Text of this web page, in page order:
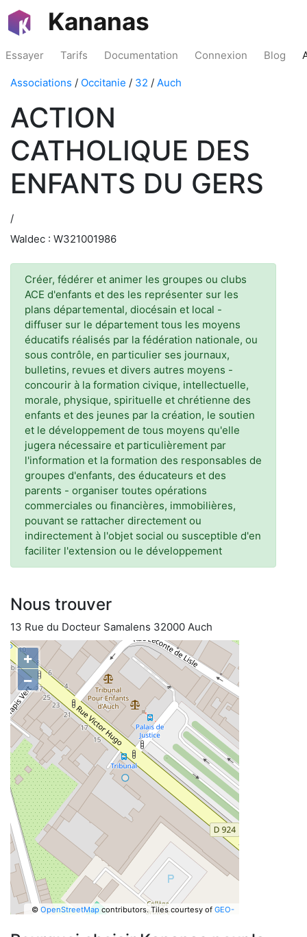
Kananas
Essayer Tarifs Documentation Connexion Blog
Associations / Occitanie / 32 / Auch
ACTION
CATHOLIQUE DES
ENFANTS DU GERS
/
Waldec : W321001986
Créer, fédérer et animer les groupes ou clubs
ACE d'enfants et des les représenter sur les
plans départemental, diocésain et local -
diffuser sur le département tous les moyens
éducatifs réalisés par la fédération nationale, ou
sous contrôle, en particulier ses journaux,
bulletins, revues et divers autres moyens -
concourir à la formation civique, intellectuelle,
morale, physique, spirituelle et chrétienne des
enfants et des jeunes par la création, le soutien
et le développement de tous moyens qu'elle
jugera nécessaire et particulièrement par
l'information et la formation des responsables de
groupes d'enfants, des éducateurs et des
parents - organiser toutes opérations
commerciales ou financières, immobilières,
pouvant se rattacher directement ou
indirectement à l'objet social ou susceptible d'en
faciliter l'extension ou le développement
Nous trouver
13 Rue du Docteur Samalens 32000 Auch
+
−
© OpenStreetMapcontributors. Tiles courtesy of GEO-